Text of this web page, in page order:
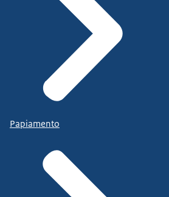
Papiamento